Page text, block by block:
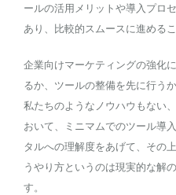
ールの活用メリットや導入プロ
あり、比較的スムースに進める
企業向けマーケティングの強化
るか、ツールの整備を先に行う
私たちのようなノウハウもない
おいて、ミニマムでのツール導
タルへの理解度をあげて、その
うやり方というのは現実的な解
す。